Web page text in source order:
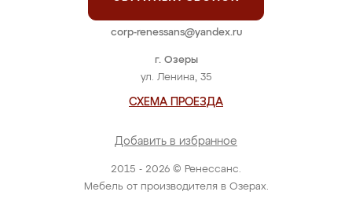
2015 - 2026 © Ренессанс.
Мебель от производителя в Озерах.
г. Озеры
ул. Ленина, 35
СХЕМА ПРОЕЗДА
Добавить в избранное
corp-renessans@yandex.ru